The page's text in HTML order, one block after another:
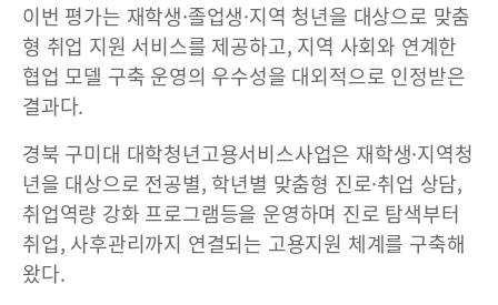
이번 평가는 재학생·졸업생·지역 청년을 대상으로 맞춤
형 취업 지원 서비스를 제공하고, 지역 사회와 연계한
협업 모델 구축 운영의 우수성을 대외적으로 인정받은
결과다.
경북 구미대 대학청년고용서비스사업은 재학생·지역청
년을 대상으로 전공별, 학년별 맞춤형 진로·취업 상담,
취업역량 강화 프로그램등을 운영하며 진로 탐색부터
취업, 사후관리까지 연결되는 고용지원 체계를 구축해
왔다.